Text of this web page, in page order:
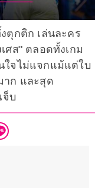
ตุกติก เล่นละคร
ศส" ตลอดทั้งเกม
ใจไม่แจกแม้แต่ใบ
าก และสุด
จ็บ